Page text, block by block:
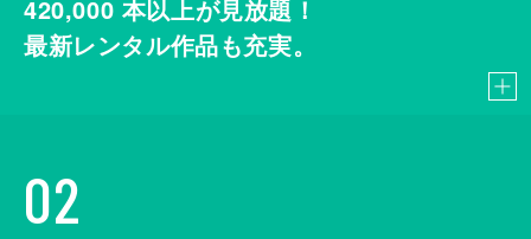
420,000 本以上が見放題！
最新レンタル作品も充実。
02